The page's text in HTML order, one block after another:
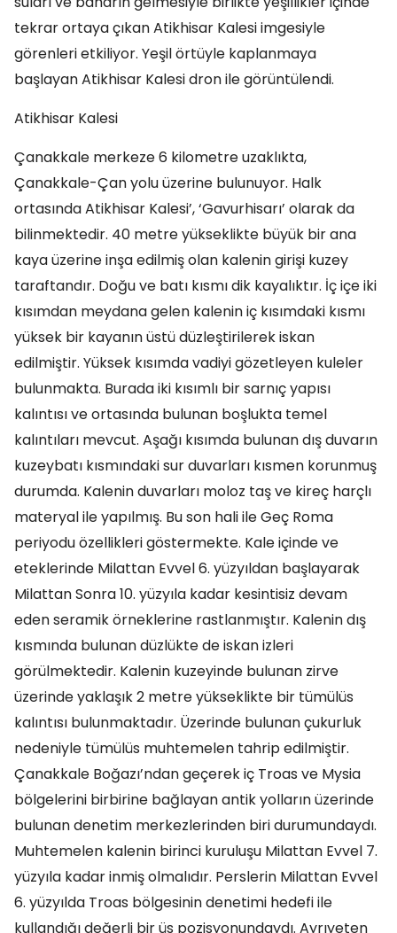
tekrar ortaya çıkan Atikhisar Kalesi imgesiyle
görenleri etkiliyor. Yeşil örtüyle kaplanmaya
başlayan Atikhisar Kalesi dron ile görüntülendi.
Atikhisar Kalesi
Çanakkale merkeze 6 kilometre uzaklıkta,
Çanakkale-Çan yolu üzerine bulunuyor. Halk
ortasında Atikhisar Kalesi’, ‘Gavurhisarı’ olarak da
bilinmektedir. 40 metre yükseklikte büyük bir ana
kaya üzerine inşa edilmiş olan kalenin girişi kuzey
taraftandır. Doğu ve batı kısmı dik kayalıktır. İç içe iki
kısımdan meydana gelen kalenin iç kısımdaki kısmı
yüksek bir kayanın üstü düzleştirilerek iskan
edilmiştir. Yüksek kısımda vadiyi gözetleyen kuleler
bulunmakta. Burada iki kısımlı bir sarnıç yapısı
kalıntısı ve ortasında bulunan boşlukta temel
kalıntıları mevcut. Aşağı kısımda bulunan dış duvarın
kuzeybatı kısmındaki sur duvarları kısmen korunmuş
durumda. Kalenin duvarları moloz taş ve kireç harçlı
materyal ile yapılmış. Bu son hali ile Geç Roma
periyodu özellikleri göstermekte. Kale içinde ve
eteklerinde Milattan Evvel 6. yüzyıldan başlayarak
Milattan Sonra 10. yüzyıla kadar kesintisiz devam
eden seramik örneklerine rastlanmıştır. Kalenin dış
kısmında bulunan düzlükte de iskan izleri
görülmektedir. Kalenin kuzeyinde bulunan zirve
üzerinde yaklaşık 2 metre yükseklikte bir tümülüs
kalıntısı bulunmaktadır. Üzerinde bulunan çukurluk
nedeniyle tümülüs muhtemelen tahrip edilmiştir.
Çanakkale Boğazı’ndan geçerek iç Troas ve Mysia
bölgelerini birbirine bağlayan antik yolların üzerinde
bulunan denetim merkezlerinden biri durumundaydı.
Muhtemelen kalenin birinci kuruluşu Milattan Evvel 7.
yüzyıla kadar inmiş olmalıdır. Perslerin Milattan Evvel
6. yüzyılda Troas bölgesinin denetimi hedefi ile
kullandığı değerli bir üs pozisyonundaydı. Ayrıyeten